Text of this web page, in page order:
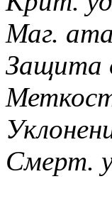
Маг.
Защита
Смерт.